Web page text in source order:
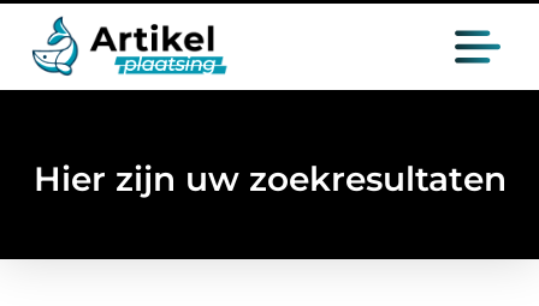
Hier zijn uw zoekresultaten